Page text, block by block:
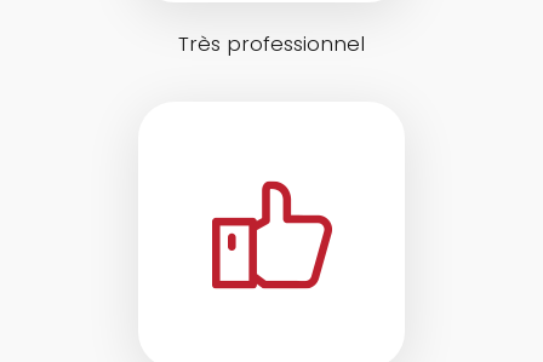
Très professionnel